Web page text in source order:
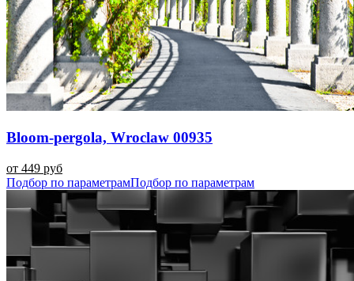
Bloom-pergola, Wroclaw 00935
от 449 руб
Подбор по параметрамПодбор по параметрам